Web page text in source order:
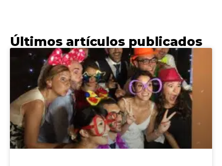
Últimos artículos publicados